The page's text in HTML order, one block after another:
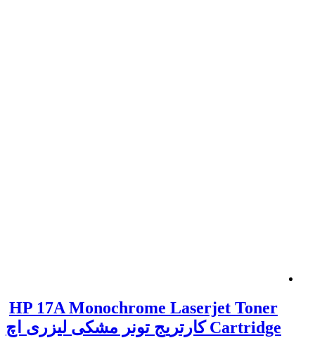
HP 17A Monochrome Laserjet Toner
Cartridge کارتریج تونر مشکی لیزری اچ